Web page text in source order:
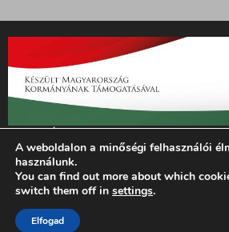
„Az Új Ember katolikus hetilap
támogatását az EGYH-KCP-14-P-
szerződés keretében 3 000 000 Ft
Emberi Erőforrások
© 2026 Magyar Kurír - Új Ember
A weboldalon a minőségi felhasználói
használunk.
You can find out more about which
switch them off in settings.
Elfogad